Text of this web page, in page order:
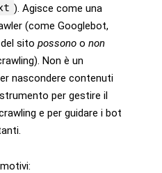
). Agisce come una
(come Googlebot,
sito possono o non
Non è un
nascondere contenuti
per gestire il
e per guidare i bot